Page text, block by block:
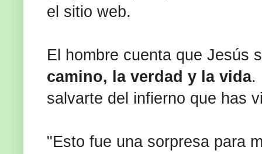
el sitio web.
El hombre cuenta que Jesús
camino, la verdad y la vida.
salvarte del infierno que has
"Esto fue una sorpresa para